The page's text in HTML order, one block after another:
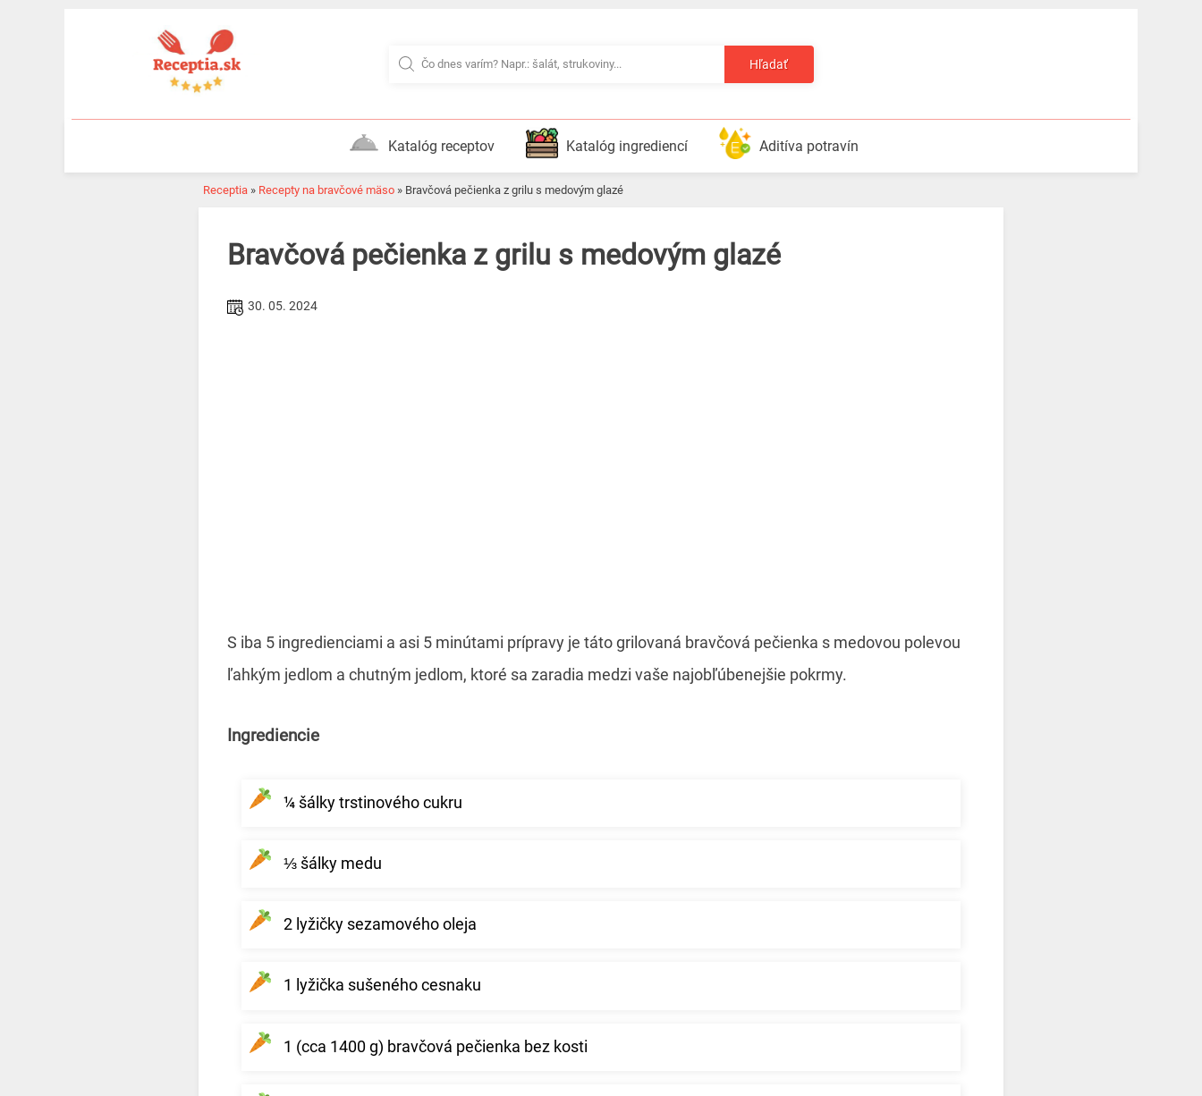
Hľadať
Katalóg receptov Katalóg ingrediencí Aditíva potravín
Receptia » Recepty na bravčové mäso » Bravčová pečienka z grilu s medovým glazé
Bravčová pečienka z grilu s medovým glazé
30. 05. 2024
S iba 5 ingredienciami a asi 5 minútami prípravy je táto grilovaná bravčová pečienka s medovou polevou
ľahkým jedlom a chutným jedlom, ktoré sa zaradia medzi vaše najobľúbenejšie pokrmy.
Ingrediencie
¼ šálky trstinového cukru
⅓ šálky medu
2 lyžičky sezamového oleja
1 lyžička sušeného cesnaku
1 (cca 1400 g) bravčová pečienka bez kosti